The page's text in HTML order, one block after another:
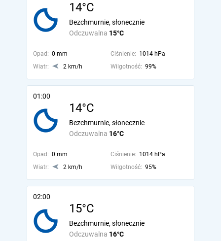
14°C
Odczuwalna 15°C
Bezchmurnie, słonecznie
Opad: 0 mm Ciśnienie: 1014 hPa
Wiatr:
2 km/h Wilgotność: 99%
01:00
14°C
Odczuwalna 16°C
Bezchmurnie, słonecznie
Opad: 0 mm Ciśnienie: 1014 hPa
Wiatr:
2 km/h Wilgotność: 95%
02:00
15°C
Odczuwalna 16°C
Bezchmurnie, słonecznie